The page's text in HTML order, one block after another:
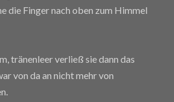
die Finger nach oben zum Himmel
tränenleer verließ sie dann das
von da an nicht mehr von